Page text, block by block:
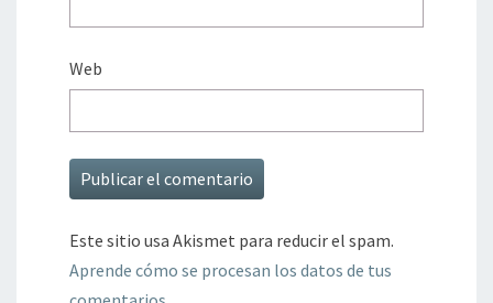
Web
Este sitio usa Akismet para reducir el spam.
Aprende cómo se procesan los datos de tus